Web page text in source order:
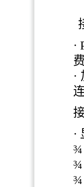
接
·
·
·
¾
¾
¾